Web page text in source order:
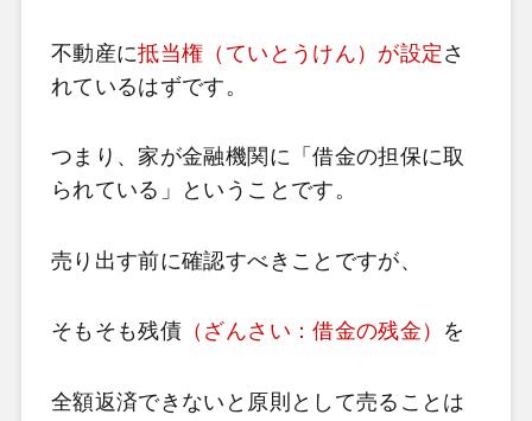
不動産に抵当権（ていとうけん） が設定 さ
れているはずです。
つまり、家が金融機関に「借金の担保に取
られている」ということです。
売り出す前に確認すべきことですが、
そもそも残債 （ざんさい：借金の残金） を
全額返済できないと原則として売るこ とは